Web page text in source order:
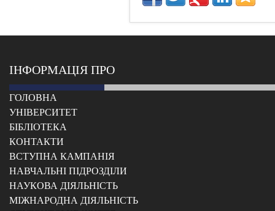
ІНФОРМАЦІЯ ПРО
ГОЛОВНА
УНІВЕРСИТЕТ
БІБЛІОТЕКА
КОНТАКТИ
ВСТУПНА КАМПАНІЯ
НАВЧАЛЬНІ ПІДРОЗДІЛИ
НАУКОВА ДІЯЛЬНІСТЬ
МІЖНАРОДНА ДІЯЛЬНІСТЬ